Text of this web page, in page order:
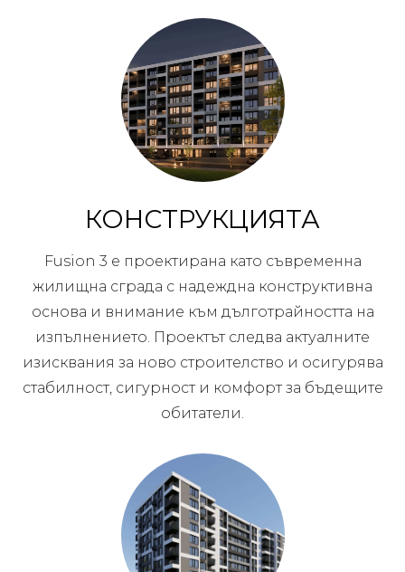
КОНСТРУКЦИЯТА
Fusion 3 е проектирана като съвременна
жилищна сграда с надеждна конструктивна
основа и внимание към дълготрайността на
изпълнението. Проектът следва актуалните
изисквания за ново строителство и осигурява
стабилност, сигурност и комфорт за бъдещите
обитатели.